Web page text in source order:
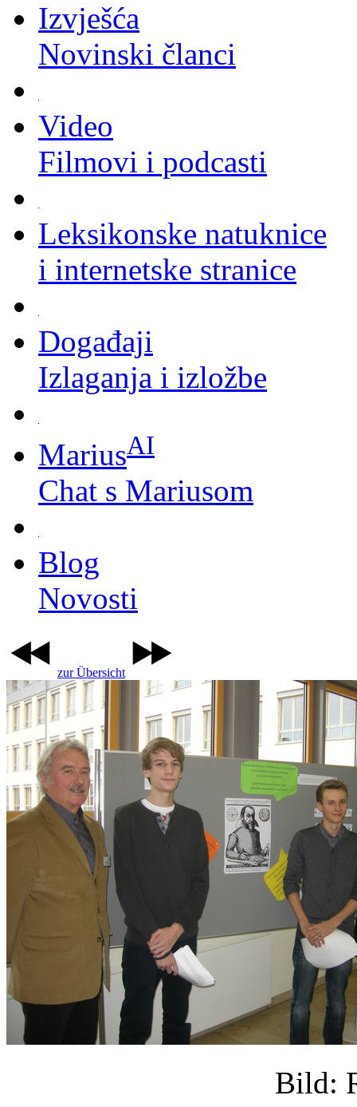
Izvješća
Novinski članci
Video
Filmovi i podcasti
Leksikonske natuknice
i internetske stranice
Događaji
Izlaganja i izložbe
MariusAI
Chat s Mariusom
Blog
Novosti
zur Übersicht
Bild: